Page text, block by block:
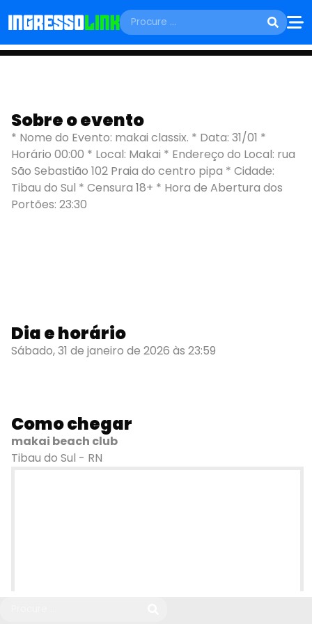
SÁBADO, 31 DE JANEIRO
MAKAI CLASSIX
Tibau do Sul - RN
Sobre o evento
* Nome do Evento: makai classix. * Data: 31/01 *
Horário 00:00 * Local: Makai * Endereço do Local: rua
São Sebastião 102 Praia do centro pipa * Cidade:
Tibau do Sul * Censura 18+ * Hora de Abertura dos
Portões: 23:30
Dia e horário
Sábado, 31 de janeiro de 2026 às 23:59
Como chegar
makai beach club
Tibau do Sul - RN